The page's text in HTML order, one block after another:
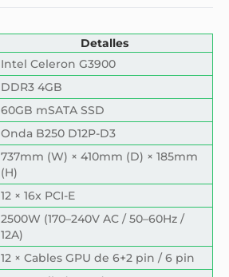
Detalles
Intel Celeron G3900
DDR3 4GB
60GB mSATA SSD
Onda B250 D12P-D3
737mm (W) × 410mm (D) × 185mm
(H)
12 × 16x PCI-E
2500W (170–240V AC / 50–60Hz /
12A)
12 × Cables GPU de 6+2 pin / 6 pin